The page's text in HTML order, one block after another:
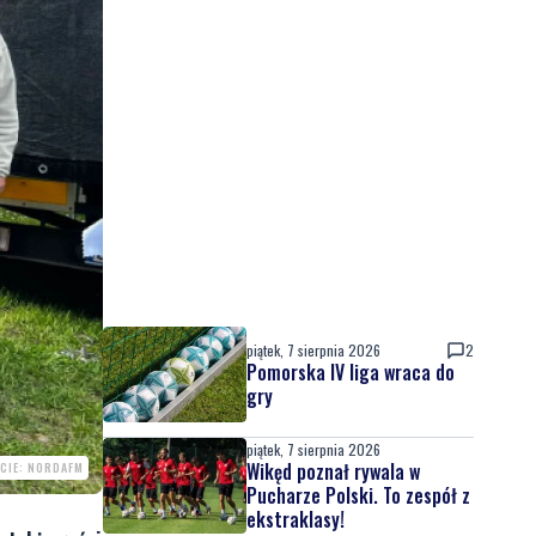
NORDAFM
piątek, 7 sierpnia 2026 2
Pomorska IV liga wraca do
gry
piątek, 7 sierpnia 2026
Wikęd poznał rywala w
Pucharze Polski. To zespół z
ekstraklasy!